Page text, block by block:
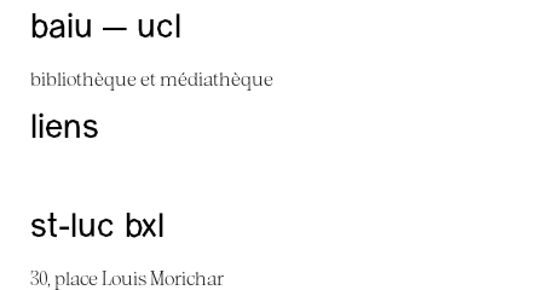
baiu — ucl
bibliothèque et médiathèque
liens
st-luc bxl
30, place Louis Morichar